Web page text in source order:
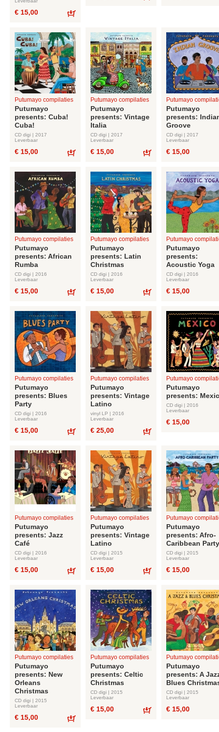
€ 15,00
Putumayo compilaties
Putumayo
presents: Cuba!
Cuba!
CD digi | 2017
Leverbaar
€ 15,00
Putumayo compilaties
Putumayo
presents: Vintage
Italia
CD digi | 2017
Leverbaar
€ 15,00
Putumayo
Putumayo
presents:
Groove
CD digi | 2017
Leverbaar
€ 15,00
Putumayo compilaties
Putumayo
presents: African
Rumba
CD digi | 2016
Leverbaar
€ 15,00
Putumayo compilaties
Putumayo
presents: Latin
Christmas
CD digi | 2016
Leverbaar
€ 15,00
Putumayo
Putumayo
presents:
Acoustic Yoga
CD digi | 2016
Leverbaar
€ 15,00
Putumayo compilaties
Putumayo
presents: Blues
Party
CD digi | 2016
Leverbaar
€ 15,00
Putumayo compilaties
Putumayo
presents: Vintage
Latino
vinyl LP | 2016
Leverbaar
€ 25,00
Putumayo
Putumayo
presents:
CD digi | 2016
Leverbaar
€ 15,00
Putumayo compilaties
Putumayo
presents: Jazz
Café
CD digi | 2016
Leverbaar
€ 15,00
Putumayo compilaties
Putumayo
presents: Vintage
Latino
CD digi | 2015
Leverbaar
€ 15,00
Putumayo
Putumayo
presents: Afro-
Caribbean Party
CD digi | 2015
Leverbaar
€ 15,00
Putumayo compilaties
Putumayo
presents: New
Orleans
Christmas
CD digi | 2015
Leverbaar
€ 15,00
Putumayo compilaties
Putumayo
presents: Celtic
Christmas
CD digi | 2015
Leverbaar
€ 15,00
Putumayo
Putumayo
presents: A
Blues
CD digi | 2015
Leverbaar
€ 15,00